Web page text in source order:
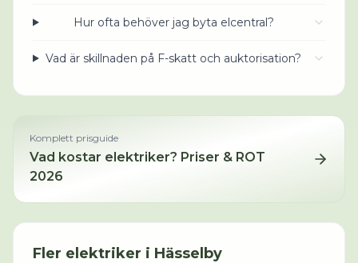
Hur ofta behöver jag byta elcentral?
Vad är skillnaden på F-skatt och auktorisation?
Komplett prisguide
Vad kostar elektriker? Priser & ROT
2026
Fler elektriker i Hässelby